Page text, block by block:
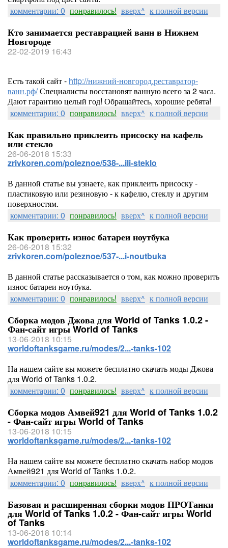
комментарии: 0 понравилось! вверх^ к полной версии
Кто занимается реставрацией ванн в Нижнем
Новгороде
22-02-2019 16:43
Есть такой сайт - http://нижний-новгород.реставратор-
ванн.рф/Специалисты восстановят ванную всего за 2 часа.
Дают гарантию целый год! Обращайтесь, хорошие ребята!
комментарии: 0 понравилось! вверх^ к полной версии
Как правильно приклеить присоску на кафель
или стекло
26-06-2018 15:33
zrivkoren.com/poleznoe/538-...ili-steklo
В данной статье вы узнаете, как приклеить присоску -
пластиковую или резиновую - к кафелю, стеклу и другим
поверхностям.
комментарии: 0 понравилось! вверх^ к полной версии
Как проверить износ батареи ноутбука
26-06-2018 15:32
zrivkoren.com/poleznoe/537-...i-noutbuka
В данной статье рассказывается о том, как можно проверить
износ батареи ноутбука.
комментарии: 0 понравилось! вверх^ к полной версии
Сборка модов Джова для World of Tanks 1.0.2 -
Фан-сайт игры World of Tanks
13-06-2018 10:15
worldoftanksgame.ru/modes/2...-tanks-102
На нашем сайте вы можете бесплатно скачать моды Джова
для World of Tanks 1.0.2.
комментарии: 0 понравилось! вверх^ к полной версии
Сборка модов Амвей921 для World of Tanks 1.0.2
- Фан-сайт игры World of Tanks
13-06-2018 10:15
worldoftanksgame.ru/modes/2...-tanks-102
На нашем сайте вы можете бесплатно скачать набор модов
Амвей921 для World of Tanks 1.0.2.
комментарии: 0 понравилось! вверх^ к полной версии
Базовая и расширенная сборки модов ПРОТанки
для World of Tanks 1.0.2 - Фан-сайт игры World
of Tanks
13-06-2018 10:14
worldoftanksgame.ru/modes/2...-tanks-102